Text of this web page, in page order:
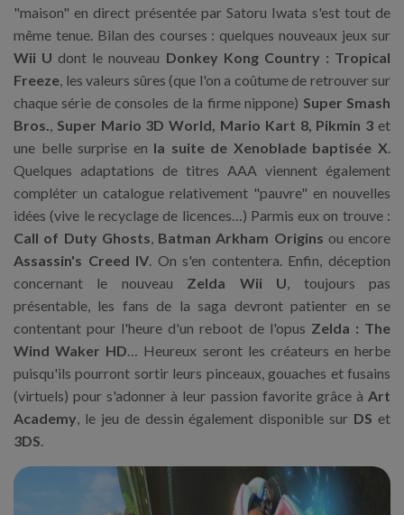
"maison" en direct présentée par Satoru Iwata s'est tout de
même tenue. Bilan des courses : quelques nouveaux jeux sur
Wii U dont le nouveau Donkey Kong Country : Tropical
Freeze, les valeurs sûres (que l'on a coûtume de retrouver sur
chaque série de consoles de la firme nippone) Super Smash
Bros., Super Mario 3D World, Mario Kart 8, Pikmin 3 et
une belle surprise en la suite de Xenoblade baptisée X.
Quelques adaptations de titres AAA viennent également
compléter un catalogue relativement "pauvre" en nouvelles
idées (vive le recyclage de licences…) Parmis eux on trouve :
Call of Duty Ghosts, Batman Arkham Origins ou encore
Assassin's Creed IV. On s'en contentera. Enfin, déception
concernant le nouveau Zelda Wii U, toujours pas
présentable, les fans de la saga devront patienter en se
contentant pour l'heure d'un reboot de l'opus Zelda : The
Wind Waker HD… Heureux seront les créateurs en herbe
puisqu'ils pourront sortir leurs pinceaux, gouaches et fusains
(virtuels) pour s'adonner à leur passion favorite grâce à Art
Academy, le jeu de dessin également disponible sur DS et
3DS.